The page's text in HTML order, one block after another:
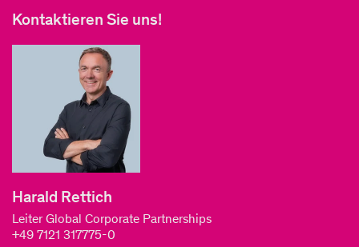
Kontaktieren Sie uns!
Harald Rettich
Leiter Global Corporate Partnerships
+49 7121 317775-0